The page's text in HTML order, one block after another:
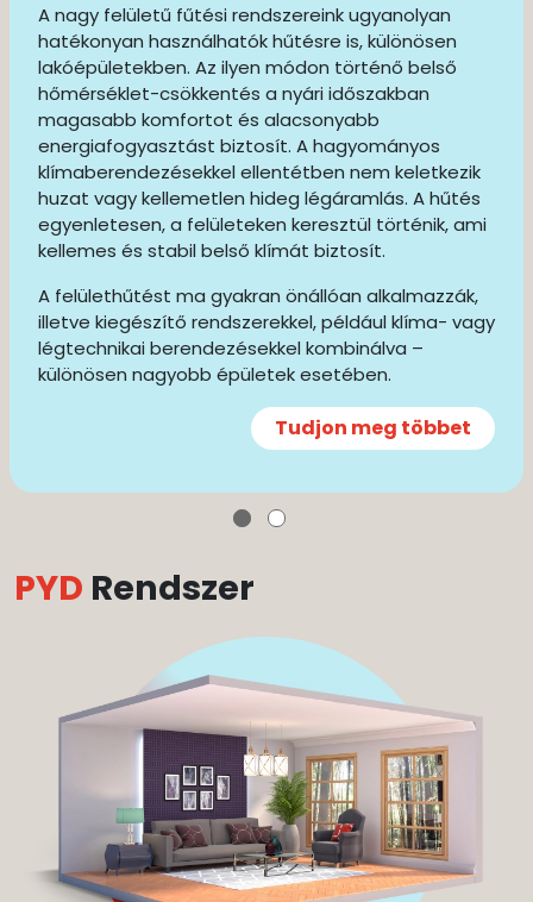
A nagy felületű fűtési rendszereink ugyanolyan
hatékonyan használhatók hűtésre is, különösen
lakóépületekben. Az ilyen módon történő belső
hőmérséklet-csökkentés a nyári időszakban
magasabb komfortot és alacsonyabb
energiafogyasztást biztosít. A hagyományos
klímaberendezésekkel ellentétben nem keletkezik
huzat vagy kellemetlen hideg légáramlás. A hűtés
egyenletesen, a felületeken keresztül történik, ami
kellemes és stabil belső klímát biztosít.
A felülethűtést ma gyakran önállóan alkalmazzák,
illetve kiegészítő rendszerekkel, például klíma- vagy
légtechnikai berendezésekkel kombinálva –
különösen nagyobb épületek esetében.
Tudjon meg többet
PYD Rendszer